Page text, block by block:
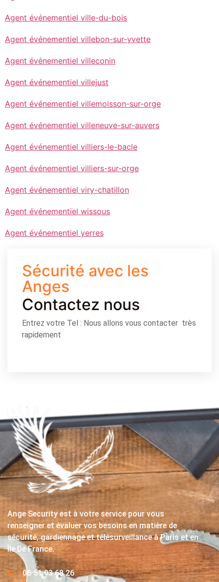
Agent événementiel ville-du-bois
Agent événementiel villebon-sur-yvette
Agent événementiel villeconin
Agent événementiel villejust
Agent événementiel villemoisson-sur-orge
Agent événementiel villeneuve-sur-auvers
Agent événementiel villiers-le-bacle
Agent événementiel villiers-sur-orge
Agent événementiel viry-chatillon
Agent événementiel wissous
Agent événementiel yerres
Sécurité avec les
Anges
Contactez nous
Entrez votre Tel : Nous allons vous contacter très
rapidement
Ange Security est à votre service pour vous
renseigner et évaluer vos besoins en matière de
sécurité, gardiennage et télésurveillance à Paris et en
Île De France.
06 51 03 68 26